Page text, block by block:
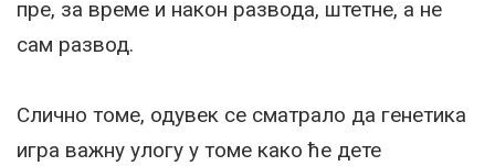
пре, за време и након развода, штетне, а не
сам развод.
Слично томе, одувек се сматрало да генетика
игра важну улогу у томе како ће дете